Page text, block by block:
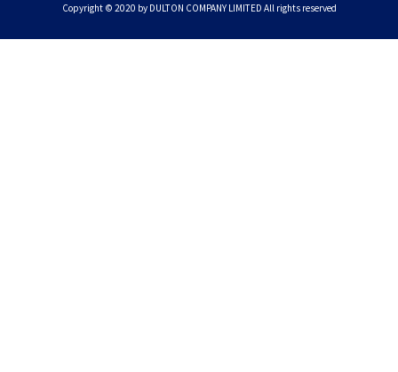
Copyright © 2020 by DULTON COMPANY LIMITED All rights reserved